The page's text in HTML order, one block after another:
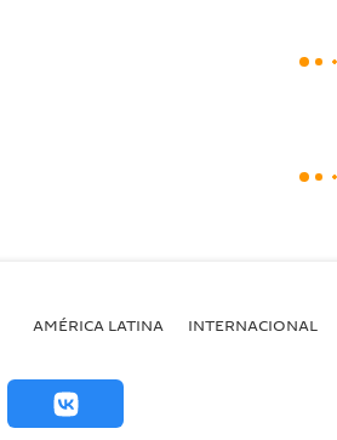
AMÉRICA LATINA INTERNACIONAL